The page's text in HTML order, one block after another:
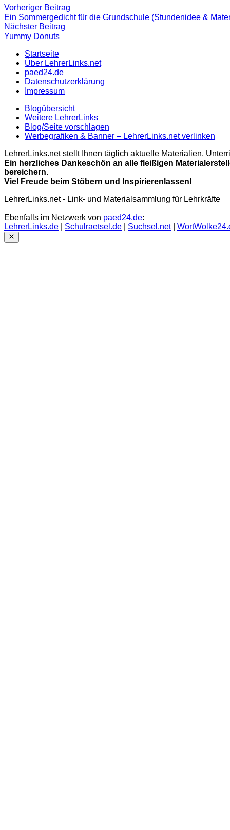
Beitragsnavigation
Vorheriger Beitrag
Beitrag:
Ein Sommergedicht für die Grundschule (Stundenidee &
Nächster Beitrag
Yummy Donuts
Startseite
Über LehrerLinks.net
paed24.de
Datenschutzerklärung
Impressum
Blogübersicht
Weitere LehrerLinks
Blog/Seite vorschlagen
Werbegrafiken & Banner – LehrerLinks.net verlinken
LehrerLinks.net stellt Ihnen täglich aktuelle Materialien,
Ein herzliches Dankeschön an alle fleißigen
bereichern.
Viel Freude beim Stöbern und Inspirierenlassen!
LehrerLinks.net - Link- und Materialsammlung für Lehrkräfte
Ebenfalls im Netzwerk von paed24.de:
LehrerLinks.de
Schulraetsel.de Suchsel.net|
Close